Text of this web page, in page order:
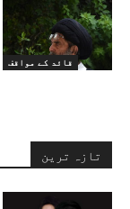
قائد کے مواقف
تازہ ترین